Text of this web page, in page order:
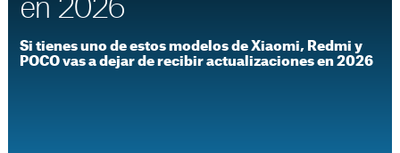
en 2026
Si tienes uno de estos modelos de Xiaomi, Redmi y
POCO vas a dejar de recibir actualizaciones en 2026